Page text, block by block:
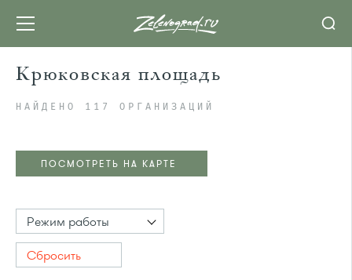
Крюковская площадь
НАЙДЕНО 117 ОРГАНИЗАЦИЙ
ПОСМОТРЕТЬ НА КАРТЕ
Режим работы
Сбросить